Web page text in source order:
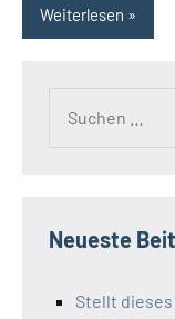
Weiterlesen
Neueste
Stellt